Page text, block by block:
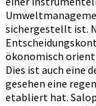
sichergestellt ist.
ökonomisch
Dies ist auch eine
gesehen eine
etabliert hat.